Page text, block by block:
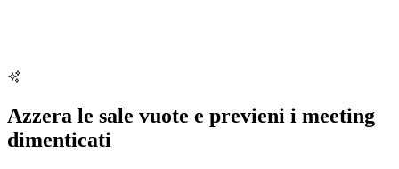
Azzera le sale vuote e previeni i meeting
dimenticati